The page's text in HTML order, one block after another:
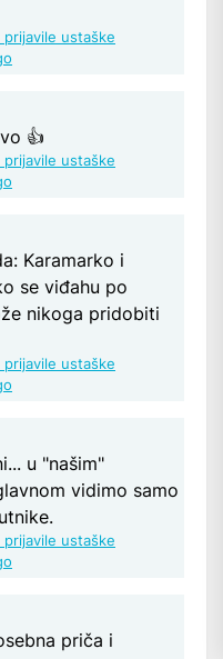
ustaške
👍
ustaške
Karamarko i
se viđahu po
nikoga pridobiti
ustaške
u "našim"
vidimo samo
ustaške
priča i